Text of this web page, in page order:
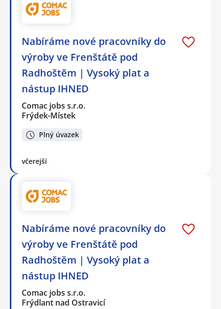
Nabíráme nové pracovníky do
výroby ve Frenštátě pod
Radhoštěm | Vysoký plat a
nástup IHNED
Comac jobs s.r.o.
Frýdek-Místek
Plný úvazek
včerejší
Nabíráme nové pracovníky do
výroby ve Frenštátě pod
Radhoštěm | Vysoký plat a
nástup IHNED
Comac jobs s.r.o.
Frýdlant nad Ostravicí